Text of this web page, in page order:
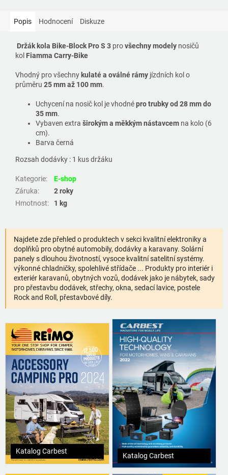
Popis Hodnocení Diskuze
Držák kola Bike-Block Pro S 3 provšechny modely nosičů
kol Fiamma Carry-Bike
Vhodný pro všechny kulaté a oválné rámy jízdních kol o
průměru 25 mm až 100 mm.
Uchycení na nosič kol je vhodnépro trubkyod 28 mm do
35 mm.
Vybaven extra širokým a měkkým nástavcem na kolo (6
cm).
Barva černá
Rozsah dodávky : 1 kus držáku
Kategorie:
E-shop
Záruka:
2 roky
Hmotnost: 1 kg
Najdete zde přehled o produktech v sekci kvalitní elektroniky a
doplňků pro obytné automobily, dodávky a karavany. Solární
panely s dlouhou životností, vysoce kvalitní satelitní systémy.
výkonné chladničky, spolehlivé střídače ... Produkty pro interiér i
exteriér karavanů, obytných vozů, dodávek jako je nábytek, sady
pro přestavbu dodávek, střechy, okna, sedací lavice, postele
Rock and Roll, přestavbové díly.
Katalog Carbest
Katalog Carbest